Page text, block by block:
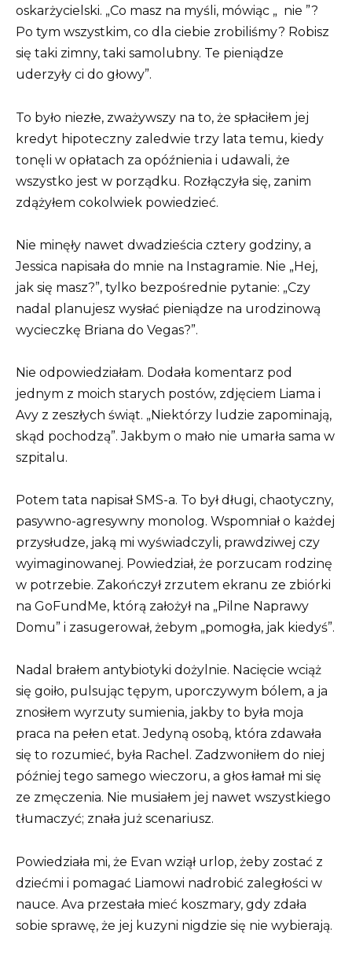
oskarżycielski. „Co masz na myśli, mówiąc „ nie ”?
Po tym wszystkim, co dla ciebie zrobiliśmy? Robisz
się taki zimny, taki samolubny. Te pieniądze
uderzyły ci do głowy”.
To było niezłe, zważywszy na to, że spłaciłem jej
kredyt hipoteczny zaledwie trzy lata temu, kiedy
tonęli w opłatach za opóźnienia i udawali, że
wszystko jest w porządku. Rozłączyła się, zanim
zdążyłem cokolwiek powiedzieć.
Nie minęły nawet dwadzieścia cztery godziny, a
Jessica napisała do mnie na Instagramie. Nie „Hej,
jak się masz?”, tylko bezpośrednie pytanie: „Czy
nadal planujesz wysłać pieniądze na urodzinową
wycieczkę Briana do Vegas?”.
Nie odpowiedziałam. Dodała komentarz pod
jednym z moich starych postów, zdjęciem Liama ​​i
Avy z zeszłych świąt. „Niektórzy ludzie zapominają,
skąd pochodzą”. Jakbym o mało nie umarła sama w
szpitalu.
Potem tata napisał SMS-a. To był długi, chaotyczny,
pasywno-agresywny monolog. Wspomniał o każdej
przysłudze, jaką mi wyświadczyli, prawdziwej czy
wyimaginowanej. Powiedział, że porzucam rodzinę
w potrzebie. Zakończył zrzutem ekranu ze zbiórki
na GoFundMe, którą założył na „Pilne Naprawy
Domu” i zasugerował, żebym „pomogła, jak kiedyś”.
Nadal brałem antybiotyki dożylnie. Nacięcie wciąż
się goiło, pulsując tępym, uporczywym bólem, a ja
znosiłem wyrzuty sumienia, jakby to była moja
praca na pełen etat. Jedyną osobą, która zdawała
się to rozumieć, była Rachel. Zadzwoniłem do niej
później tego samego wieczoru, a głos łamał mi się
ze zmęczenia. Nie musiałem jej nawet wszystkiego
tłumaczyć; znała już scenariusz.
Powiedziała mi, że Evan wziął urlop, żeby zostać z
dziećmi i pomagać Liamowi nadrobić zaległości w
nauce. Ava przestała mieć koszmary, gdy zdała
sobie sprawę, że jej kuzyni nigdzie się nie wybierają.